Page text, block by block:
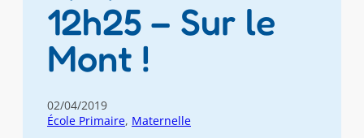
12h25 – Sur le
Mont !
02/04/2019
École Primaire, Maternelle